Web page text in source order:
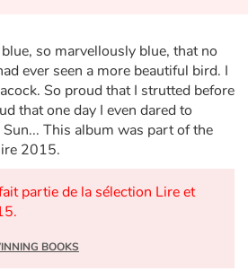
adventure
so marvellously blue, that no
ever seen a more beautiful bird. I
So proud that I strutted before
that one day I even dared to
This album was part of the
2015.
partie de la sélection Lire et
BOOKS